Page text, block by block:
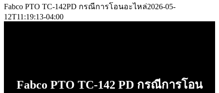
Fabco PTO TC-142PD กรณีการโอนอะไหล่2026-05-
12T11:19:13-04:00
Fabco PTO TC-142 PD กรณีการโอน